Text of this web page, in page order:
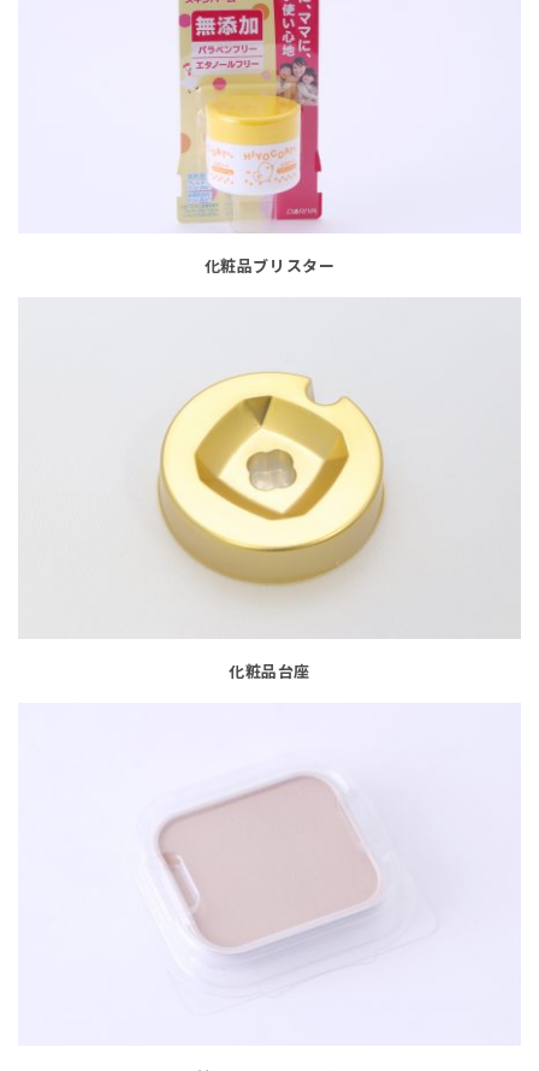
化粧品ブリスター
化粧品台座